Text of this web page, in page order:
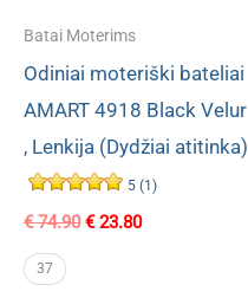
Batai Moterims
Odiniai moteriški bateliai
AMART 4918 Black Velur
, Lenkija (Dydžiai atitinka)
5 (1)
€74.90 Original
€23.80Current
37